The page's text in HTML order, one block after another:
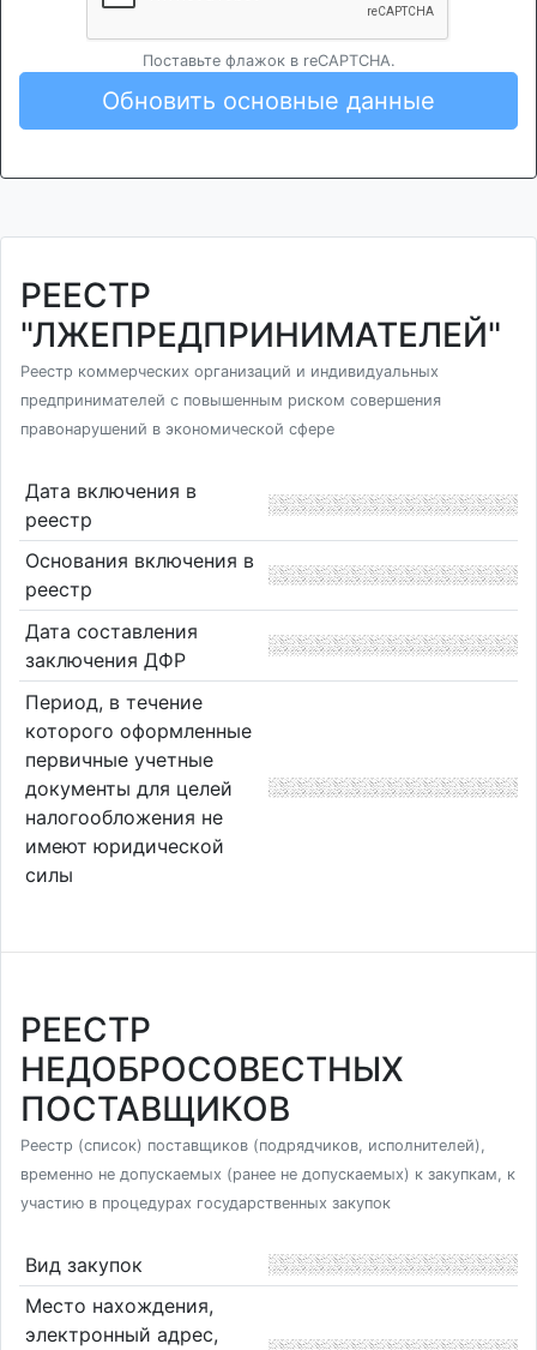
Поставьте флажок в reCAPTCHA.
Обновить основные данные
РЕЕСТР
"ЛЖЕПРЕДПРИНИМАТЕЛЕЙ"
Реестр коммерческих организаций и индивидуальных
предпринимателей с повышенным риском совершения
правонарушений в экономической сфере
Дата включения в
реестр
Основания включения в
реестр
Дата составления
заключения ДФР
Период, в течение
которого оформленные
первичные учетные
документы для целей
налогообложения не
имеют юридической
силы
РЕЕСТР
НЕДОБРОСОВЕСТНЫХ
ПОСТАВЩИКОВ
Реестр (список) поставщиков (подрядчиков, исполнителей),
временно не допускаемых (ранее не допускаемых) к закупкам, к
участию в процедурах государственных закупок
Вид закупок
Место нахождения,
электронный адрес,